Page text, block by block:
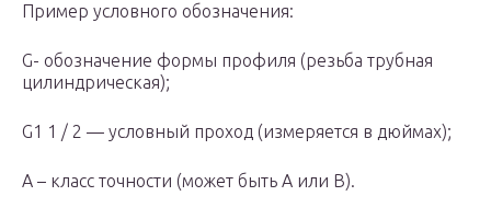
Пример условного обозначения:
G- обозначение формы профиля (резьба трубная
цилиндрическая);
G1 1 / 2 — условный проход (измеряется в дюймах);
А – класс точности (может быть А или В).